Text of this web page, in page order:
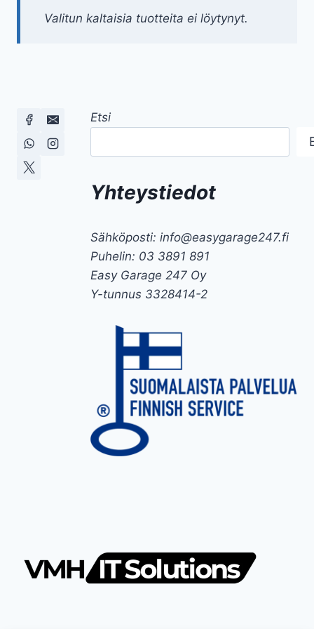
Valitun kaltaisia tuotteita ei löytynyt.
Etsi
Yhteystiedot
Sähköposti: info@easygarage247.fi
Puhelin: 03 3891 891
Easy Garage 247 Oy
Y-tunnus 3328414-2